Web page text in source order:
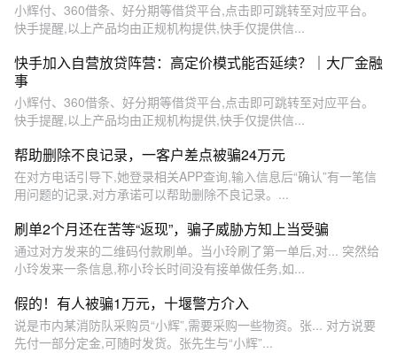
小辉付、360借条、好分期等借贷平台,点击即可跳转至对应平台。
快手提醒,以上产品均由正规机构提供,快手仅提供信...
快手加入自营放贷阵营：高定价模式能否延续？｜大厂金融
事
小辉付、360借条、好分期等借贷平台,点击即可跳转至对应平台。
快手提醒,以上产品均由正规机构提供,快手仅提供信...
帮助删除不良记录，一客户差点被骗24万元
在对方电话引导下,她登录相关APP查询,输入信息后“确认”有一笔信
用问题的记录,对方承诺可以帮助删除不良记录。...
刷单2个月还在苦等“返现”，骗子威胁方知上当受骗
通过对方发来的二维码付款刷单。当小玲刷了第一单后,对... 突然给
小玲发来一条信息,称小玲长时间没有接单做任务,如...
假的！有人被骗1万元，十堰警方介入
说是市内某消防队采购员“小辉”,需要采购一些物资。张... 对方说要
先付一部分定金,可随时发货。张先生与“小辉”...